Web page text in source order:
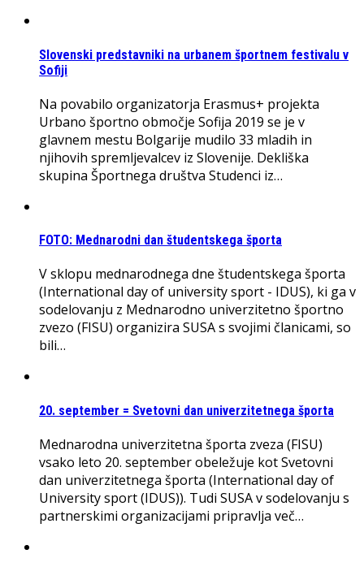
Slovenski predstavniki na urbanem športnem festivalu v
Sofiji
Na povabilo organizatorja Erasmus+ projekta
Urbano športno območje Sofija 2019 se je v
glavnem mestu Bolgarije mudilo 33 mladih in
njihovih spremljevalcev iz Slovenije. Dekliška
skupina Športnega društva Studenci iz…
FOTO: Mednarodni dan študentskega športa
V sklopu mednarodnega dne študentskega športa
(International day of university sport - IDUS), ki ga v
sodelovanju z Mednarodno univerzitetno športno
zvezo (FISU) organizira SUSA s svojimi članicami, so
bili…
20. september = Svetovni dan univerzitetnega športa
Mednarodna univerzitetna športa zveza (FISU)
vsako leto 20. september obeležuje kot Svetovni
dan univerzitetnega športa (International day of
University sport (IDUS)). Tudi SUSA v sodelovanju s
partnerskimi organizacijami pripravlja več…